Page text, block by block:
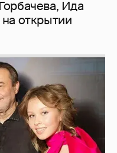
Ида
открытии